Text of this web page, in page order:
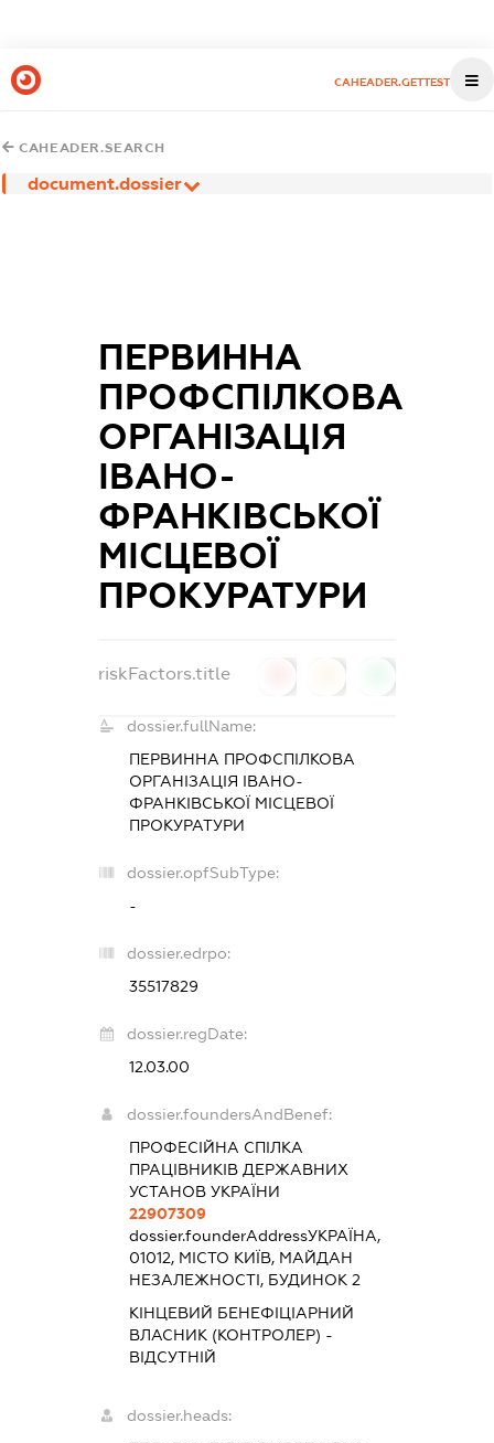
CAHEADER.GETTEST
CAHEADER.SEARCH
document.dossier
ПЕРВИННА
ПРОФСПІЛКОВА
ОРГАНІЗАЦІЯ
ІВАНО-
ФРАНКІВСЬКОЇ
МІСЦЕВОЇ
ПРОКУРАТУРИ
riskFactors.title
dossier.fullName:
ПЕРВИННА ПРОФСПІЛКОВА
ОРГАНІЗАЦІЯ ІВАНО-
ФРАНКІВСЬКОЇ МІСЦЕВОЇ
ПРОКУРАТУРИ
dossier.opfSubType:
-
dossier.edrpo:
35517829
dossier.regDate:
12.03.00
dossier.foundersAndBenef:
ПРОФЕСІЙНА СПІЛКА
ПРАЦІВНИКІВ ДЕРЖАВНИХ
УСТАНОВ УКРАЇНИ
22907309
dossier.founderAddressУКРАЇНА,
01012, МІСТО КИЇВ, МАЙДАН
НЕЗАЛЕЖНОСТІ, БУДИНОК 2
КІНЦЕВИЙ БЕНЕФІЦІАРНИЙ
ВЛАСНИК (КОНТРОЛЕР) -
ВІДСУТНІЙ
dossier.heads: